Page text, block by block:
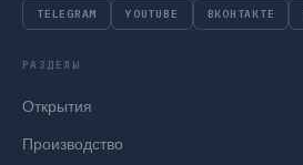
TELEGRAM YOUTUBE ВКОНТАКТЕ
РАЗДЕЛЫ
Открытия
Производство